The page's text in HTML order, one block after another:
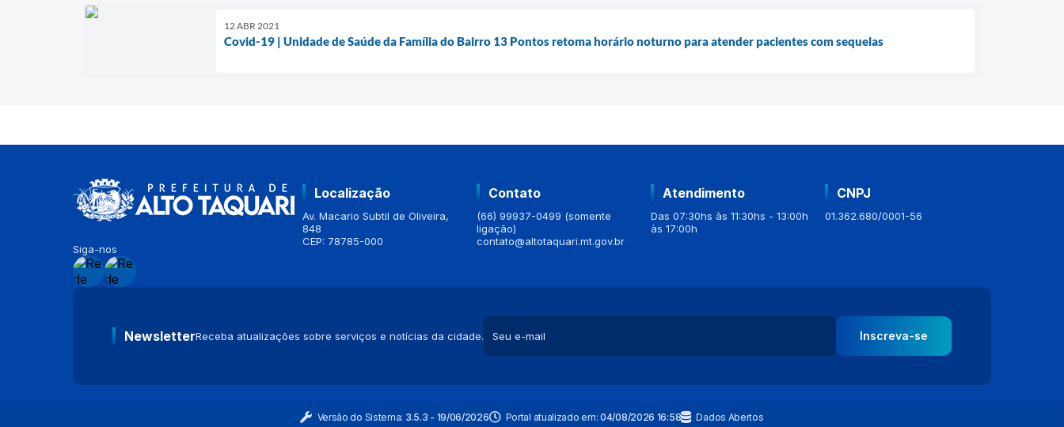
12 ABR 2021
Covid-19 | Unidade de Saúde da Família do Bairro 13 Pontos retoma horário noturno para atender pacientes com sequelas
Siga-nos
Localização
Av. Macario Subtil de Oliveira,
848
CEP: 78785-000
Contato
(66) 99937-0499 (somente
ligação)
contato@altotaquari.mt.gov.br
Atendimento
Das 07:30hs às 11:30hs - 13:00h
às 17:00h
CNPJ
01.362.680/0001-56
NewsletterReceba atualizações sobre serviços e notícias da cidade. Inscreva-se
Versão do Sistema: 3.5.3 - 19/06/2026 Portal atualizado em:04/08/2026 16:58 Dados Abertos